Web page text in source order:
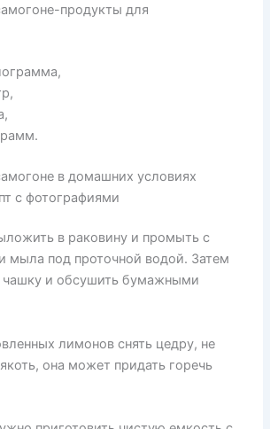
продукты для
в домашних условиях
с фотографиями
в раковину и промыть с
мыла под проточной водой. Затем
чашку и обсушить бумажными
лимонов снять цедру, не
она может придать горечь